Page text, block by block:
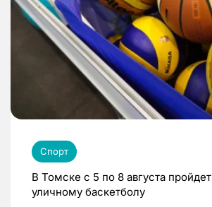
Спорт
В Томске с 5 по 8 августа
уличному баскетболу